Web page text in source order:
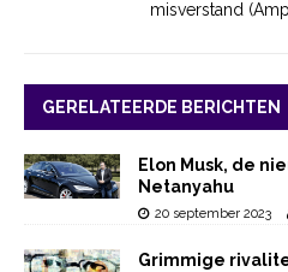
misverstand
GERELATEERDE BERICHTEN
Elon Musk, de
Netanyahu
20 september 2023
Grimmige